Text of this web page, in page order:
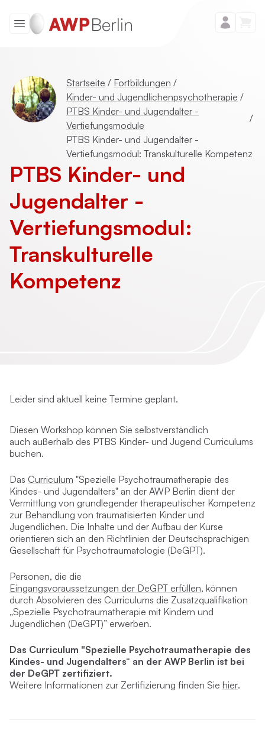
Startseite / Fortbildungen /
Kinder- und Jugendlichenpsychotherapie /
PTBS Kinder- und Jugendalter -
Vertiefungsmodule
/
PTBS Kinder- und Jugendalter -
Vertiefungsmodul: Transkulturelle Kompetenz
PTBS Kinder- und
Jugendalter -
Vertiefungsmodul:
Transkulturelle
Kompetenz
Diesen Workshop können Sie selbstverständlich
auch außerhalb des PTBS Kinder- und Jugend Curriculums
buchen.
Das Curriculum "Spezielle Psychotraumatherapie des
Kindes- und Jugendalters" an der AWP Berlin dient der
Vermittlung von grundlegender therapeutischer Kompetenz
zur Behandlung von traumatisierten Kinder und
Jugendlichen. Die Inhalte und der Aufbau der Kurse
orientieren sich an den Richtlinien der Deutschsprachigen
Gesellschaft für Psychotraumatologie (DeGPT).
Personen, die die
Eingangsvoraussetzungen der DeGPT erfüllen, können
durch Absolvieren des Curriculums die Zusatzqualifikation
„Spezielle Psychotraumatherapie mit Kindern und
Jugendlichen (DeGPT)” erwerben.
Das Curriculum "Spezielle Psychotraumatherapie des
Kindes- und Jugendalters“ an der AWP Berlin ist bei
der DeGPT zertifiziert.
Weitere Informationen zur Zertifizierung finden Sie hier.
Leider sind aktuell keine Termine geplant.